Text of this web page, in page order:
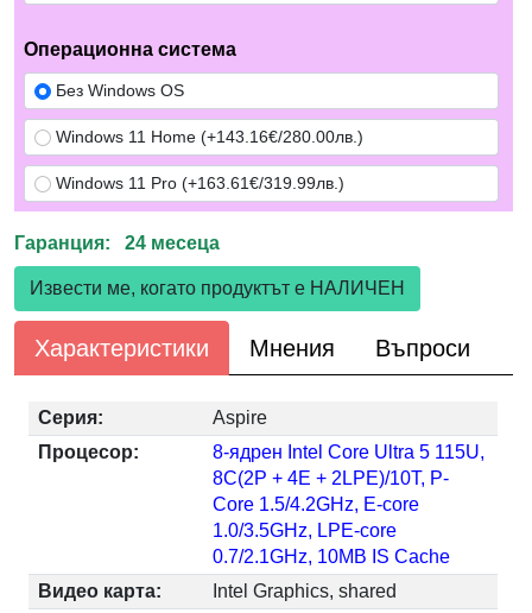
Операционна система
Без Windows OS
Windows 11 Home (+143.16€/280.00лв.)
Windows 11 Pro (+163.61€/319.99лв.)
Гаранция: 24 месеца
Извести ме, когато продуктът е НАЛИЧЕН
Характеристики Мнения Въпроси
Серия:
Aspire
Процесор:
8-ядрен Intel Core Ultra 5 115U,
8C(2P + 4E + 2LPE)/10T, P-
Core 1.5/4.2GHz, E-core
1.0/3.5GHz, LPE-core
0.7/2.1GHz, 10MB IS Cache
Видео карта:
Intel Graphics, shared